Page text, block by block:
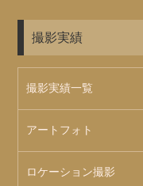
撮影実績
撮影実績一覧
アートフォト
ロケーション撮影